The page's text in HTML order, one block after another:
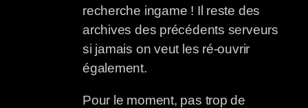
recherche ingame ! Il reste des
archives des précédents serveurs
si jamais on veut les ré-ouvrir
également.
Pour le moment, pas trop de